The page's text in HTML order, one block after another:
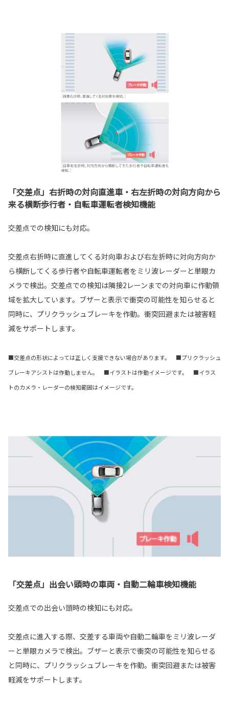
「交差点」右折時の対向直進車・右左折時の対向方向から
来る横断歩行者・自転車運転者検知機能
交差点での検知にも対応。
交差点右折時に直進してくる対向車および右左折時に対向方向か
ら横断してくる歩行者や自転車運転者をミリ波レーダーと単眼カ
メラで検出。交差点での検知は隣接2レーンまでの対向車に作動領
域を拡大しています。ブザーと表示で衝突の可能性を知らせると
同時に、プリクラッシュブレーキを作動。衝突回避または被害軽
減をサポートします。
■交差点の形状によっては正しく支援できない場合があります。 ■プリクラッシュ
ブレーキアシストは作動しません。 ■イラストは作動イメージです。 ■イラス
トのカメラ・レーダーの検知範囲はイメージです。
「交差点」出会い頭時の車両・自動二輪車検知機能
交差点での出会い頭時の検知にも対応。
交差点に進入する際、交差する車両や自動二輪車をミリ波レーダ
ーと単眼カメラで検出。ブザーと表示で衝突の可能性を知らせる
と同時に、プリクラッシュブレーキを作動。衝突回避または被害
軽減をサポートします。